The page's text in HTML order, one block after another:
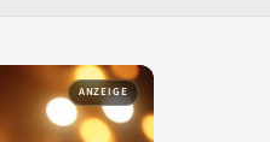
ANZEIGE